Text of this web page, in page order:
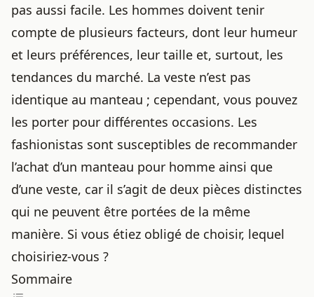
pas aussi facile. Les hommes doivent tenir
compte de plusieurs facteurs, dont leur humeur
et leurs préférences, leur taille et, surtout, les
tendances du marché. La veste n’est pas
identique au manteau ; cependant, vous pouvez
les porter pour différentes occasions. Les
fashionistas sont susceptibles de recommander
l’achat d’un manteau pour homme ainsi que
d’une veste, car il s’agit de deux pièces distinctes
qui ne peuvent être portées de la même
manière. Si vous étiez obligé de choisir, lequel
choisiriez-vous ?
Sommaire